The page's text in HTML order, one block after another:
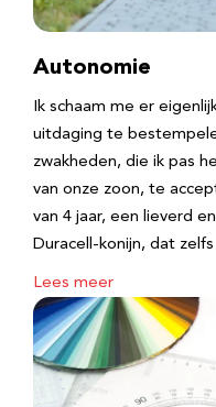
Autonomie
Ik schaam me er
uitdaging te
zwakheden, die ik pas
van onze zoon, te
van 4 jaar, een lieverd
Duracell-konijn, dat
Lees meer